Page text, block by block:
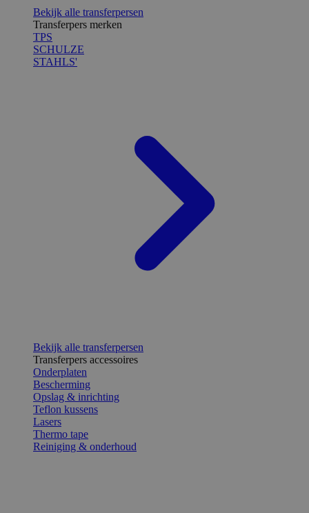
Bekijk alle transferpersen
Transferpers merken
TPS
SCHULZE
STAHLS'
Bekijk alle transferpersen
Transferpers accessoires
Onderplaten
Bescherming
Opslag & inrichting
Teflon kussens
Lasers
Thermo tape
Reiniging & onderhoud